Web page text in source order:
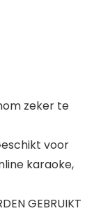
zeker te
voor
karaoke,
GEBRUIKT